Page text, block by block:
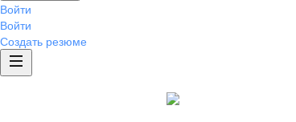
Войти
Войти
Создать резюме